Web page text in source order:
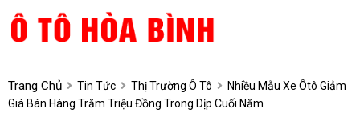
Trang Chủ Tin Tức Thị Trường Ô Tô
Nhiều Mẫu Xe Ôtô Giảm
Giá Bán Hàng Trăm Triệu Đồng Trong Dịp Cuối Năm